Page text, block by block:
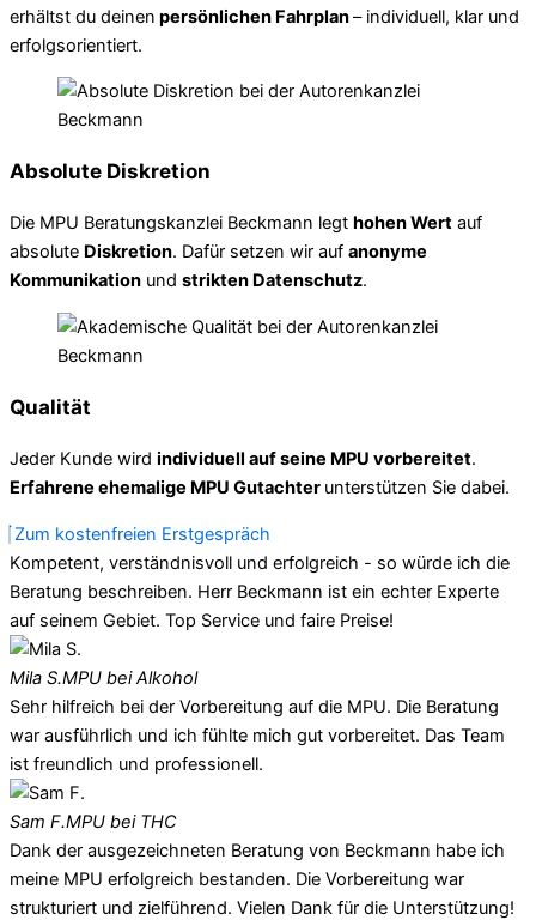
erhältst du deinen persönlichen Fahrplan– individuell, klar und
erfolgsorientiert.
Absolute Diskretion
Die MPU Beratungskanzlei Beckmann legt hohen Wert auf
absolute Diskretion. Dafür setzen wir auf anonyme
Kommunikation und strikten Datenschutz.
Qualität
Jeder Kunde wird individuell auf seine MPU vorbereitet.
Erfahrene ehemalige MPU Gutachter unterstützen Sie dabei.
Zum kostenfreien Erstgespräch
Kompetent, verständnisvoll und erfolgreich - so würde ich die
Beratung beschreiben. Herr Beckmann ist ein echter Experte
auf seinem Gebiet. Top Service und faire Preise!
Mila S.MPU bei Alkohol
Sehr hilfreich bei der Vorbereitung auf die MPU. Die Beratung
war ausführlich und ich fühlte mich gut vorbereitet. Das Team
ist freundlich und professionell.
Sam F.MPU bei THC
Dank der ausgezeichneten Beratung von Beckmann habe ich
meine MPU erfolgreich bestanden. Die Vorbereitung war
strukturiert und zielführend. Vielen Dank für die Unterstützung!